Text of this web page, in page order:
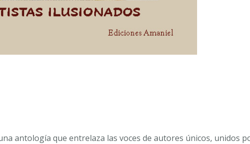
antología que entrelaza las voces de autores únicos, unidos